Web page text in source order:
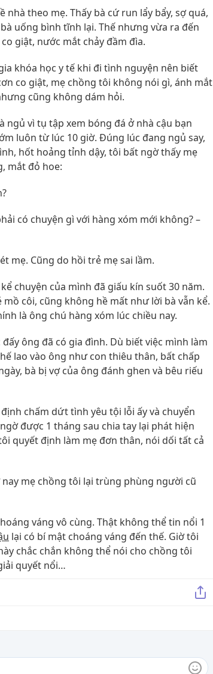
theo mẹ. Thấy bà cứ run lẩy bẩy, sợ quá,
uống bình tĩnh lại. Thế nhưng vừa ra đến
giật, nước mắt chảy đầm đìa.
khóa học y tế khi đi tình nguyện nên biết
co giật, mẹ chồng tôi không nói gì, ánh mắt
cũng không dám hỏi.
ngủ vì tụ tập xem bóng đá ở nhà cậu bạn
luôn từ lúc 10 giờ. Đúng lúc đang ngủ say,
hốt hoảng tỉnh dậy, tôi bất ngờ thấy mẹ
mắt đỏ hoe:
có chuyện gì với hàng xóm mới không? –
mẹ. Cũng do hồi trẻ mẹ sai lầm.
chuyện của mình đã giấu kín suốt 30 năm.
côi, cũng không hề mất như lời bà vẫn kể.
là ông chú hàng xóm lúc chiều nay.
ông đã có gia đình. Dù biết việc mình làm
lao vào ông như con thiêu thân, bất chấp
bà bị vợ của ông đánh ghen và bêu riếu
chấm dứt tình yêu tội lỗi ấy và chuyển
được 1 tháng sau chia tay lại phát hiện
quyết định làm mẹ đơn thân, nói dối tất cả
mẹ chồng tôi lại trùng phùng người cũ
váng vô cùng. Thật không thể tin nổi 1
lại có bí mật choáng váng đến thế. Giờ tôi
chắc chắn không thể nói cho chồng tôi
quyết nổi…